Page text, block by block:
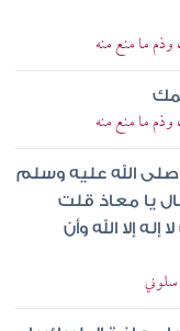
ما منع منه
ما منع منه
صلى الله عليه وسلم
يا معاذ قلت
إلا الله وأن